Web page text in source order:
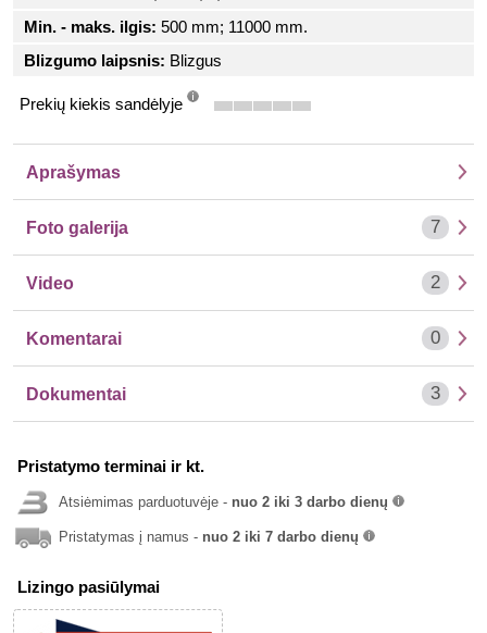
Min. - maks. ilgis: 500 mm; 11000 mm.
Blizgumo laipsnis: Blizgus
Prekių kiekis sandėlyje
Aprašymas
Foto galerija 7
Video 2
Komentarai 0
Dokumentai 3
Pristatymo terminai ir kt.
Atsiėmimas parduotuvėje - nuo 2 iki 3 darbo dienų
Pristatymas į namus - nuo 2 iki 7 darbo dienų
Lizingo pasiūlymai